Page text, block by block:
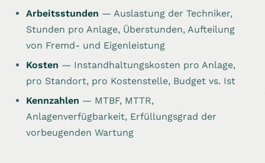
Arbeitsstunden — Auslastung der Techniker,
Stunden pro Anlage, Überstunden, Aufteilung
von Fremd- und Eigenleistung
Kosten — Instandhaltungskosten pro Anlage,
pro Standort, pro Kostenstelle, Budget vs. Ist
Kennzahlen — MTBF, MTTR,
Anlagenverfügbarkeit, Erfüllungsgrad der
vorbeugenden Wartung